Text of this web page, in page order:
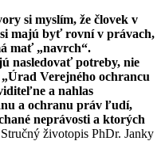
si myslím, že človek v
majú byť rovní v právach,
mať „navrch“.
nasledovať potreby, nie
Verejného ochrancu
a nahlas
a ochranu práv ľudí,
neprávosti a ktorých
Stručný životopis PhDr. Janky